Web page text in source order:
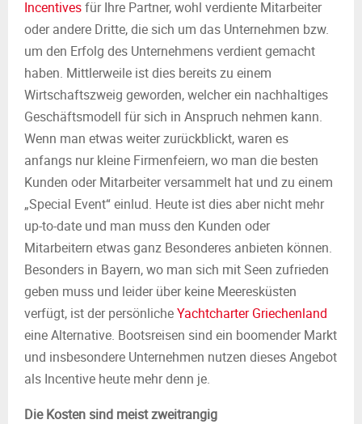
Incentivesfür Ihre Partner, wohl verdiente Mitarbeiter
oder andere Dritte, die sich um das Unternehmen bzw.
um den Erfolg des Unternehmens verdient gemacht
haben. Mittlerweile ist dies bereits zu einem
Wirtschaftszweig geworden, welcher ein nachhaltiges
Geschäftsmodell für sich in Anspruch nehmen kann.
Wenn man etwas weiter zurückblickt, waren es
anfangs nur kleine Firmenfeiern, wo man die besten
Kunden oder Mitarbeiter versammelt hat und zu einem
„Special Event“ einlud. Heute ist dies aber nicht mehr
up-to-date und man muss den Kunden oder
Mitarbeitern etwas ganz Besonderes anbieten können.
Besonders in Bayern, wo man sich mit Seen zufrieden
geben muss und leider über keine Meeresküsten
verfügt, ist der persönlicheYachtcharter Griechenland
eine Alternative. Bootsreisen sind ein boomender Markt
und insbesondere Unternehmen nutzen dieses Angebot
als Incentive heute mehr denn je.
Die Kosten sind meist zweitrangig